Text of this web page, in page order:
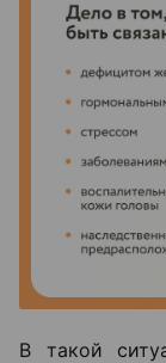
В такой